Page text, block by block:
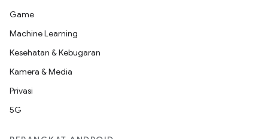
Game
Machine Learning
Kesehatan & Kebugaran
Kamera & Media
Privasi
5G